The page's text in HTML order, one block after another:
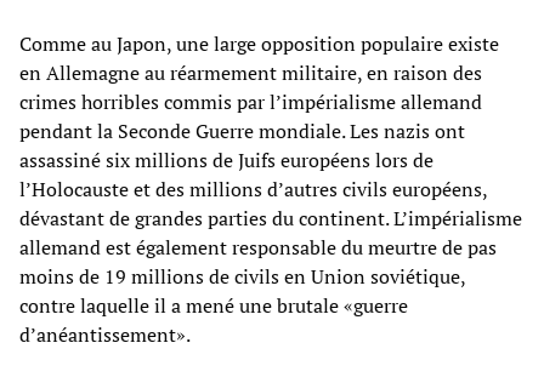
Comme au Japon, une large opposition populaire existe
en Allemagne au réarmement militaire, en raison des
crimes horribles commis par l’impérialisme allemand
pendant la Seconde Guerre mondiale. Les nazis ont
assassiné six millions de Juifs européens lors de
l’Holocauste et des millions d’autres civils européens,
dévastant de grandes parties du continent. L’impérialisme
allemand est également responsable du meurtre de pas
moins de 19 millions de civils en Union soviétique,
contre laquelle il a mené une brutale «guerre
d’anéantissement».